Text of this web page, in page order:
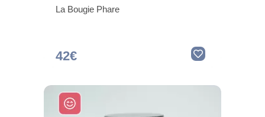
La Bougie Phare
42€